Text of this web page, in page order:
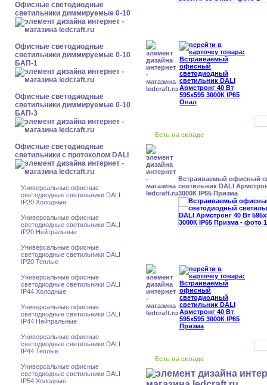
Офисные светодиодные
светильники диммируемые 0-10
Офисные светодиодные
светильники диммируемые 0-10
БАП-1
Офисные светодиодные
светильники диммируемые 0-10
БАП-3
Офисные светодиодные
светильники с протоколом DALI
Универсальные офисные
светодиодные светильники DALI
IP20 Холодные
Универсальные офисные
светодиодные светильники DALI
IP20 Нейтральные
Универсальные офисные
светодиодные светильники DALI
IP20 Теплые
Универсальные офисные
светодиодные светильники DALI
IP44 Холодные
Универсальные офисные
светодиодные светильники DALI
IP44 Нейтральные
Универсальные офисные
светодиодные светильники DALI
IP44 Теплые
Универсальные офисные
светодиодные светильники DALI
IP54 Холодные
Есть на складе
Встраиваемый офисный
светильник DALI
3000К IP65 Призма
Есть на складе